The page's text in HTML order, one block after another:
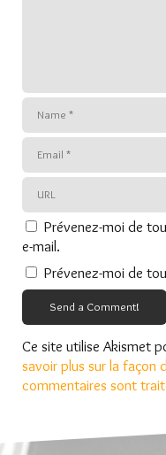
Prévenez-moi de
e-mail.
Prévenez-moi de
Send a Comment!
Ce site utilise Akismet
savoir plus sur la façon
commentaires sont